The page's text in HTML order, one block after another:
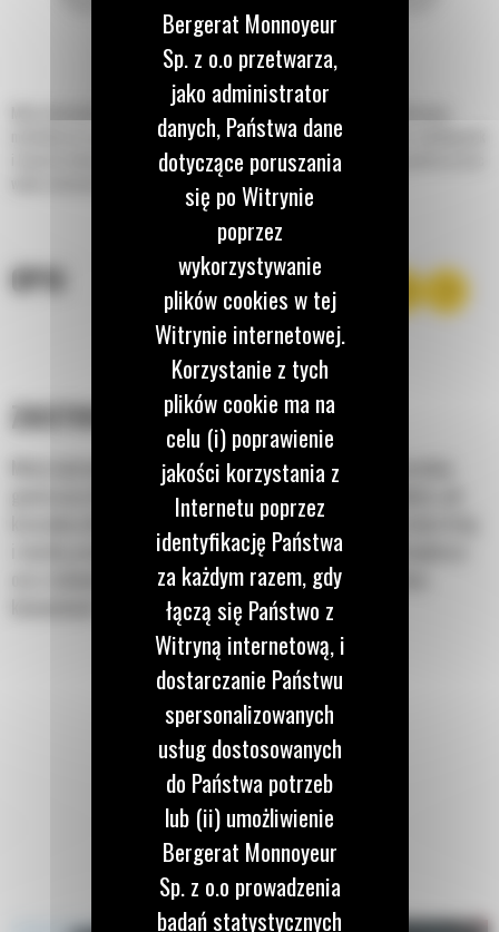
Młoty hydrauliczne Cat®, przeznaczone do ładowarek o sterowaniu burtowym,
miniładowarek gąsienicowych, kompaktowych ładowarek gąsienicowych, minikoparek
i koparko-ładowarek, umożliwiają rozbijanie z maksymalną wydajnością podczas prac
wyburzeniowych, budowlanych i drogowych.
OPIS
ZASTOSOWANIE
Młoty hydrauliczne Cat® B nadają się do stosowania w szerokiej
gamie prac budowlanych i lekkich prac wyburzeniowych takich, jak
kruszenie chodników, podjazdów oraz krawężników, nawierzchni dróg
i murów, przygotowywanie placów budów i kształtowanie krajobrazu
oraz rozbijanie zamrożonego gruntu w celu naprawy instalacji
Bergerat Monnoyeur
Sp. z o.o przetwarza,
jako administrator
danych, Państwa dane
dotyczące poruszania
się po Witrynie
poprzez
wykorzystywanie
plików cookies w tej
Witrynie internetowej.
Korzystanie z tych
plików cookie ma na
celu (i) poprawienie
jakości korzystania z
Internetu poprzez
identyfikację Państwa
za każdym razem, gdy
łączą się Państwo z
Witryną internetową, i
dostarczanie Państwu
spersonalizowanych
usług dostosowanych
do Państwa potrzeb
lub (ii) umożliwienie
Bergerat Monnoyeur
Sp. z o.o prowadzenia
badań statystycznych